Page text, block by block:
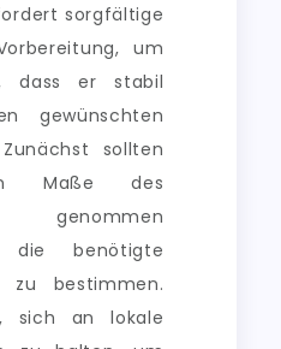
sorgfältige
um
dass er stabil
gewünschten
sollten
Maße des
genommen
die benötigte
zu bestimmen.
sich an lokale